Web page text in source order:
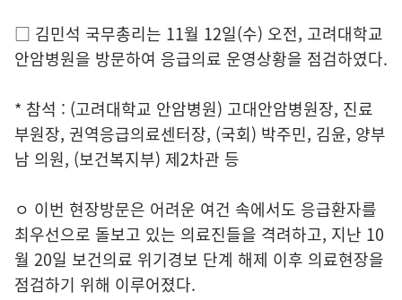
□ 김민석 국무총리는 11월 12일(수) 오전, 고려대학교
안암병원을 방문하여 응급의료 운영상황을 점검하였다.
* 참석 : (고려대학교 안암병원) 고대안암병원장, 진료
부원장, 권역응급의료센터장, (국회) 박주민, 김윤, 양부
남 의원, (보건복지부) 제2차관 등
ㅇ 이번 현장방문은 어려운 여건 속에서도 응급환자를
최우선으로 돌보고 있는 의료진들을 격려하고, 지난 10
월 20일 보건의료 위기경보 단계 해제 이후 의료현장을
점검하기 위해 이루어졌다.